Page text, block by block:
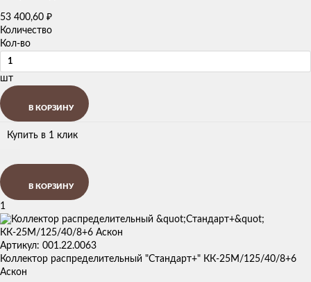
53 400,60 ₽
Количество
Кол-во
шт
В КОРЗИНУ
Купить в 1 клик
В КОРЗИНУ
1
Артикул: 001.22.0063
Коллектор распределительный "Стандарт+" КК-25М/125/40/8+6
Аскон